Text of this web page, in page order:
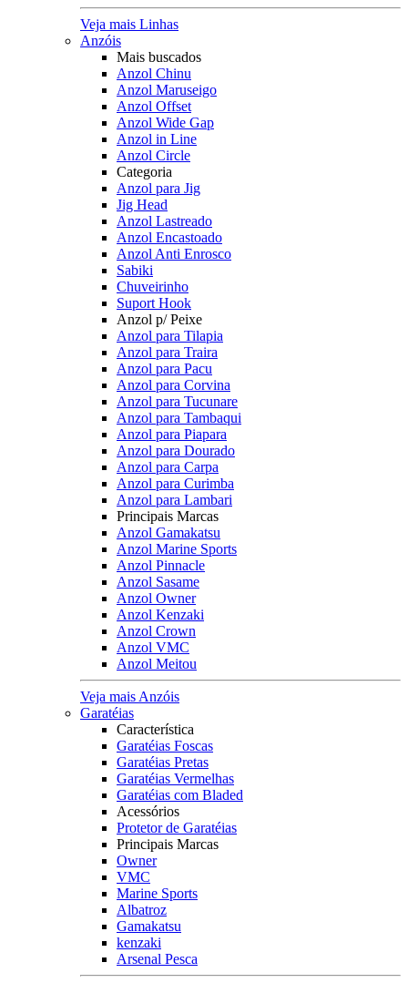
Veja mais Linhas
Anzóis
Mais buscados
Anzol Chinu
Anzol Maruseigo
Anzol Offset
Anzol Wide Gap
Anzol in Line
Anzol Circle
Categoria
Anzol para Jig
Jig Head
Anzol Lastreado
Anzol Encastoado
Anzol Anti Enrosco
Sabiki
Chuveirinho
Suport Hook
Anzol p/ Peixe
Anzol para Tilapia
Anzol para Traira
Anzol para Pacu
Anzol para Corvina
Anzol para Tucunare
Anzol para Tambaqui
Anzol para Piapara
Anzol para Dourado
Anzol para Carpa
Anzol para Curimba
Anzol para Lambari
Principais Marcas
Anzol Gamakatsu
Anzol Marine Sports
Anzol Pinnacle
Anzol Sasame
Anzol Owner
Anzol Kenzaki
Anzol Crown
Anzol VMC
Anzol Meitou
Veja mais Anzóis
Garatéias
Característica
Garatéias Foscas
Garatéias Pretas
Garatéias Vermelhas
Garatéias com Bladed
Acessórios
Protetor de Garatéias
Principais Marcas
Owner
VMC
Marine Sports
Albatroz
Gamakatsu
kenzaki
Arsenal Pesca